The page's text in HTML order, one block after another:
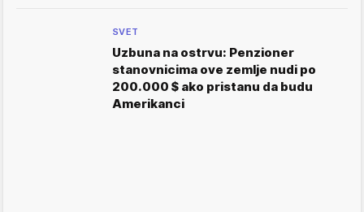
SVET
Uzbuna na ostrvu: Penzioner
stanovnicima ove zemlje nudi po
200.000 $ ako pristanu da budu
Amerikanci